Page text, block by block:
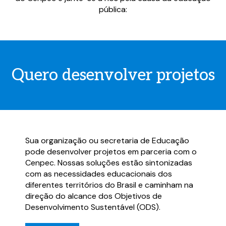
Baixe o material completo
Ao preencher o formulário, você aceita
receber comunicações e conteúdos do
Cenpec. Você pode solicitar o cancelamento
Baixe o material completo
pública:
Quero desenvolver projetos
Sua organização ou secretaria de Educação
pode desenvolver projetos em parceria com o
Cenpec. Nossas soluções estão sintonizadas
com as necessidades educacionais dos
diferentes territórios do Brasil e caminham na
direção do alcance dos Objetivos de
Desenvolvimento Sustentável (ODS).